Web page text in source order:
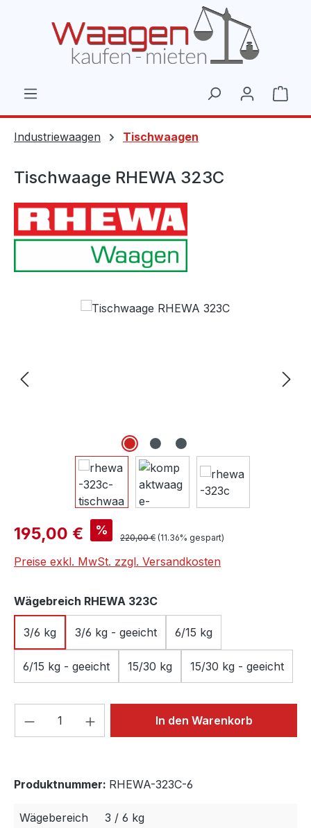
Industriewaagen Tischwaagen
Tischwaage RHEWA 323C
Bildergalerie überspringen
Verkaufspreis:
195,00 € % Regulärer Preis:
220,00 € (11.36% gespart)
Preise exkl. MwSt. zzgl. Versandkosten
Wägebreich RHEWA 323Causwählen
3/6 kg 3/6 kg - geeicht 6/15 kg
6/15 kg - geeicht 15/30 kg 15/30 kg - geeicht
Produkt Anzahl: Gib denIn den Warenkorb
Produktnummer: RHEWA-323C-6
Wägebereich 3 / 6 kg